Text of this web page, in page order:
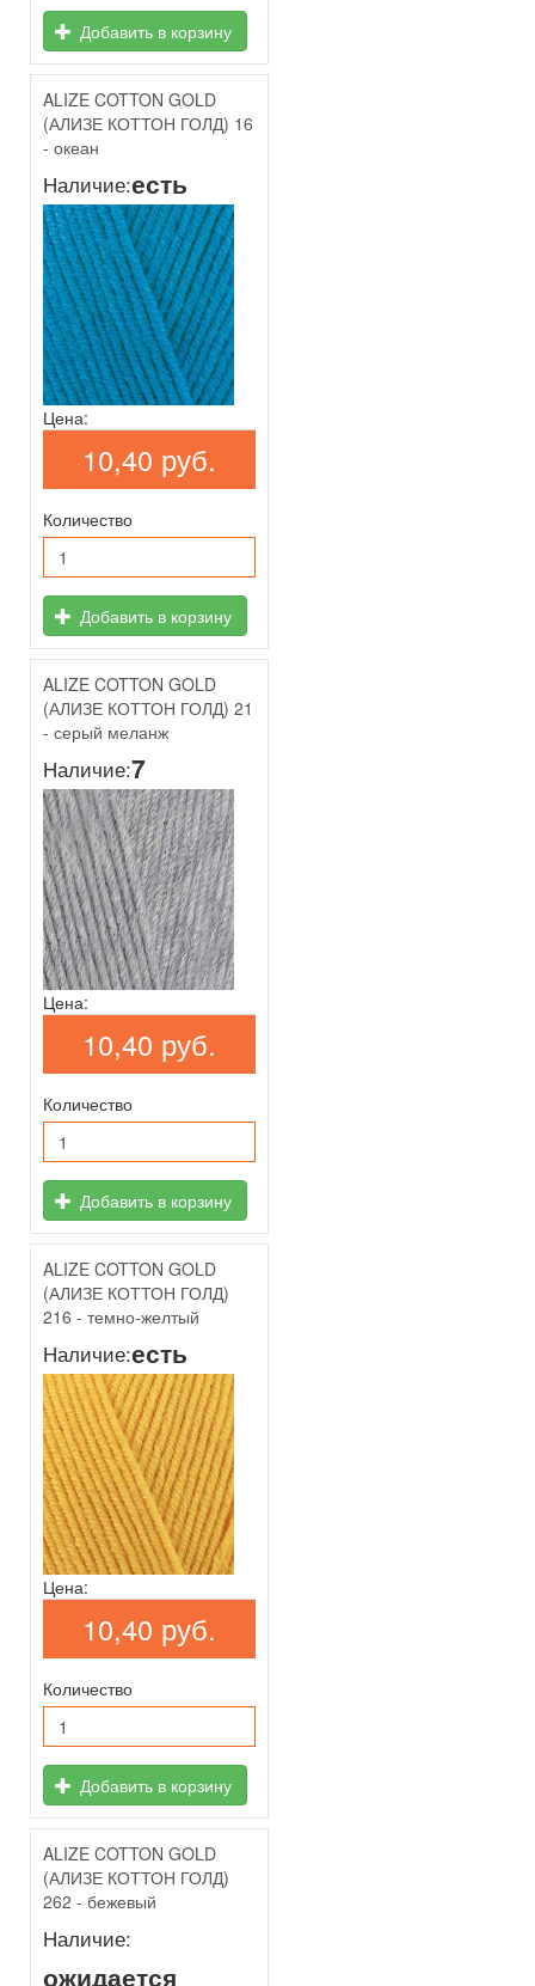
Добавить в корзину
ALIZE COTTON GOLD
(АЛИЗЕ КОТТОН ГОЛД) 16
- океан
Наличие:есть
Цена:
10,40 руб.
Количество
Добавить в корзину
ALIZE COTTON GOLD
(АЛИЗЕ КОТТОН ГОЛД) 21
- серый меланж
Наличие:7
Цена:
10,40 руб.
Количество
Добавить в корзину
ALIZE COTTON GOLD
(АЛИЗЕ КОТТОН ГОЛД)
216 - темно-желтый
Наличие:есть
Цена:
10,40 руб.
Количество
Добавить в корзину
ALIZE COTTON GOLD
(АЛИЗЕ КОТТОН ГОЛД)
262 - бежевый
Наличие:
ожидается